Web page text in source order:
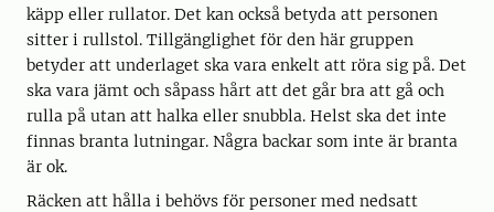
käpp eller rullator. Det kan också betyda att personen
sitter i rullstol. Tillgänglighet för den här gruppen
betyder att underlaget ska vara enkelt att röra sig på. Det
ska vara jämt och såpass hårt att det går bra att gå och
rulla på utan att halka eller snubbla. Helst ska det inte
finnas branta lutningar. Några backar som inte är branta
är ok.
Räcken att hålla i behövs för personer med nedsatt